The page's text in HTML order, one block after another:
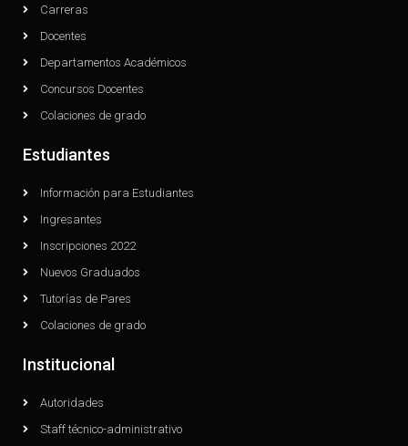
Carreras
Docentes
Departamentos Académicos
Concursos Docentes
Colaciones de grado
Estudiantes
Información para Estudiantes
Ingresantes
Inscripciones 2022
Nuevos Graduados
Tutorías de Pares
Colaciones de grado
Institucional
Autoridades
Staff técnico-administrativo